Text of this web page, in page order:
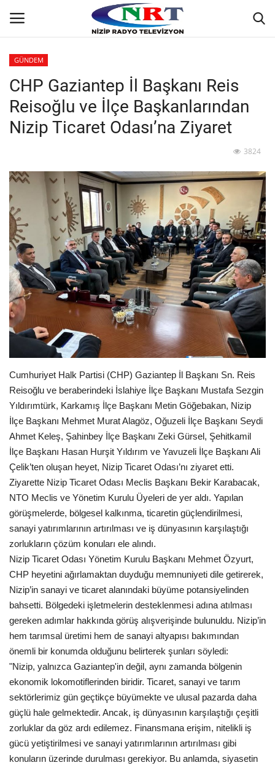
Ana
GÜNDEM
Siyaset
Ekonomi
Yaşam
Spor
EĞİTİM
Resmiilan
GÜNDEM
CHP Gaziantep İl Başkanı Reis
Reisoğlu ve İlçe Başkanlarından
Nizip Ticaret Odası’na Ziyaret
3824
Cumhuriyet Halk Partisi (CHP) Gaziantep İl Başkanı Sn. Reis
Reisoğlu ve beraberindeki İslahiye İlçe Başkanı Mustafa Sezgin
Yıldırımtürk, Karkamış İlçe Başkanı Metin Göğebakan, Nizip
İlçe Başkanı Mehmet Murat Alagöz, Oğuzeli İlçe Başkanı Seydi
Ahmet Keleş, Şahinbey İlçe Başkanı Zeki Gürsel, Şehitkamil
İlçe Başkanı Hasan Hurşit Yıldırım ve Yavuzeli İlçe Başkanı Ali
Çelik’ten oluşan heyet, Nizip Ticaret Odası’nı ziyaret etti.
Ziyarette Nizip Ticaret Odası Meclis Başkanı Bekir Karabacak,
NTO Meclis ve Yönetim Kurulu Üyeleri de yer aldı. Yapılan
görüşmelerde, bölgesel kalkınma, ticaretin güçlendirilmesi,
sanayi yatırımlarının artırılması ve iş dünyasının karşılaştığı
zorlukların çözüm konuları ele alındı.
Nizip Ticaret Odası Yönetim Kurulu Başkanı Mehmet Özyurt,
CHP heyetini ağırlamaktan duyduğu memnuniyeti dile getirerek,
Nizip’in sanayi ve ticaret alanındaki büyüme potansiyelinden
bahsetti. Bölgedeki işletmelerin desteklenmesi adına atılması
gereken adımlar hakkında görüş alışverişinde bulunuldu. Nizip’in
hem tarımsal üretimi hem de sanayi altyapısı bakımından
önemli bir konumda olduğunu belirterek şunları söyledi:
"Nizip, yalnızca Gaziantep'in değil, aynı zamanda bölgenin
ekonomik lokomotiflerinden biridir. Ticaret, sanayi ve tarım
sektörlerimiz gün geçtikçe büyümekte ve ulusal pazarda daha
güçlü hale gelmektedir. Ancak, iş dünyasının karşılaştığı çeşitli
zorluklar da göz ardı edilemez. Finansmana erişim, nitelikli iş
gücü yetiştirilmesi ve sanayi yatırımlarının artırılması gibi
konuların üzerinde durulması gerekiyor. Bu anlamda, siyasetin